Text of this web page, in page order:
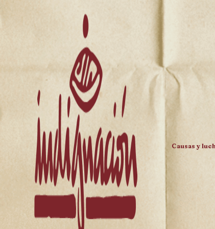
Causas y